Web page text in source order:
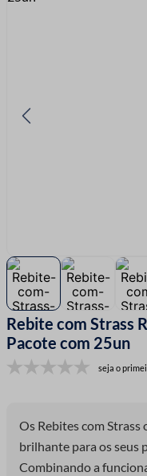
Rebite com Strass
Pacote com 25un
seja o
Os Rebites com
brilhante para os seus
Combinando a
8º